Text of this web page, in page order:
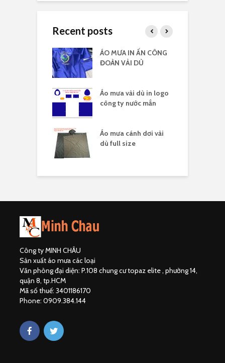
Recent posts
ÁO MƯA IN ẤN CÔNG
ĐOÀN VẢI DÙ
Áo mưa vải dù in logo
công ty nước mắn
Áo mưa cánh dơi vải
dù full size
Công ty MINH CHÂU
Sản xuất áo mưa các loại
Văn phòng đại diện: P.108 chung cư topaz elite , phường 14,
quận 8, tp.HCM
Mã số thuế: 3401186170
Phone: 0909.384.144